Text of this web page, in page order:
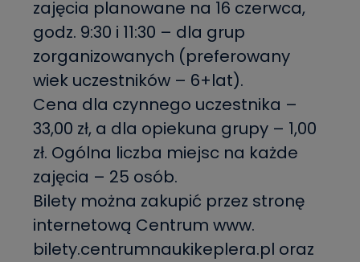
zajęcia planowane na 16 czerwca,
godz. 9:30 i 11:30 – dla grup
zorganizowanych (preferowany
wiek uczestników – 6+lat).
Cena dla czynnego uczestnika –
33,00 zł, a dla opiekuna grupy – 1,00
zł. Ogólna liczba miejsc na każde
zajęcia – 25 osób.
Bilety można zakupić przez stronę
internetową Centrum www.
bilety.centrumnaukikeplera.pl oraz